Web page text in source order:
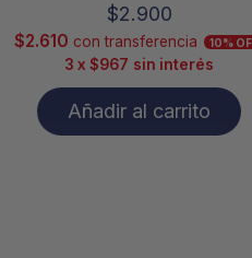
$2.900
$2.610 con transferencia 10%
3 x$967 sin interés
Añadir al carrito